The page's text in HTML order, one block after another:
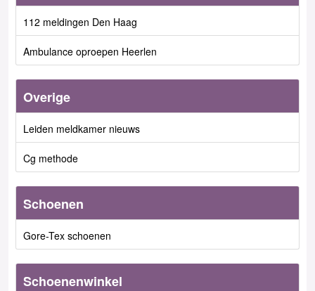
112 meldingen Den Haag
Ambulance oproepen Heerlen
Overige
Leiden meldkamer nieuws
Cg methode
Schoenen
Gore-Tex schoenen
Schoenenwinkel